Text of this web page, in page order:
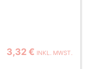
3,32 € INKL. MWST.